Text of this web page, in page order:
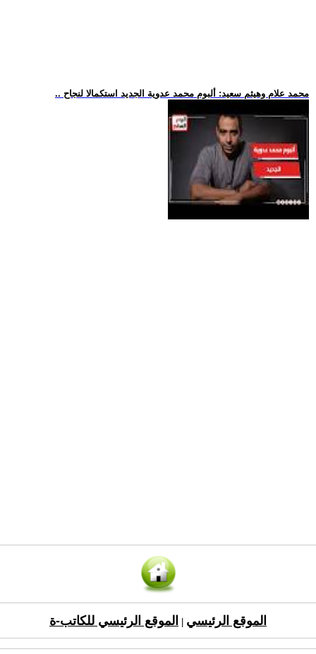
.. محمد علام وهيثم سعيد: ألبوم محمد عدوية الجديد استكمالا لنجاح
الموقع الرئيسي الموقع الرئيسي للكاتب-ة